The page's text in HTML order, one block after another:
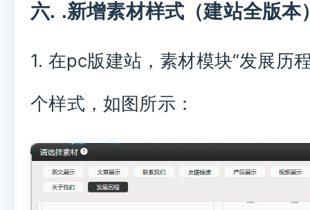
六. .新增素材样式（建站全版本
1. 在pc版建站，素材模块“发展历
个样式，如图所示：